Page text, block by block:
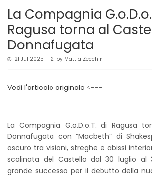
La Compagnia
Ragusa torna al
Donnafugata
21 Jul 2025 by Mattia Zecchin
Vedi l'articolo originale <---
La Compagnia G.o.D.o.T. di Ragusa
Donnafugata con “Macbeth” di
oscuro tra visioni, streghe e abissi
scalinata del Castello dal 30 luglio al
grande successo per il debutto della